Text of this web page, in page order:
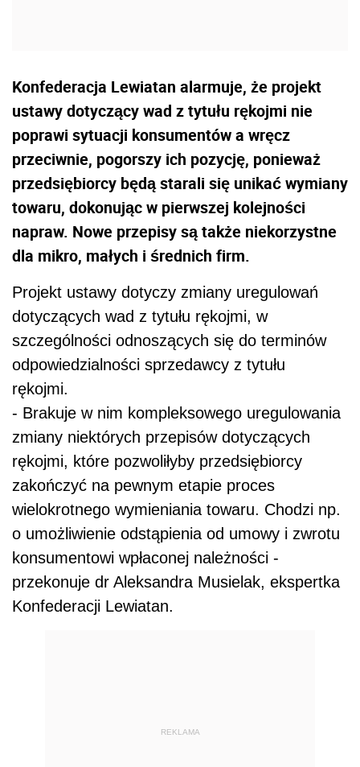
Konfederacja Lewiatan alarmuje, że projekt
ustawy dotyczący wad z tytułu rękojmi nie
poprawi sytuacji konsumentów a wręcz
przeciwnie, pogorszy ich pozycję, ponieważ
przedsiębiorcy będą starali się unikać wymiany
towaru, dokonując w pierwszej kolejności
napraw. Nowe przepisy są także niekorzystne
dla mikro, małych i średnich firm.
Projekt ustawy dotyczy zmiany uregulowań
dotyczących wad z tytułu rękojmi, w
szczególności odnoszących się do terminów
odpowiedzialności sprzedawcy z tytułu
rękojmi.
- Brakuje w nim kompleksowego uregulowania
zmiany niektórych przepisów dotyczących
rękojmi, które pozwoliłyby przedsiębiorcy
zakończyć na pewnym etapie proces
wielokrotnego wymieniania towaru. Chodzi np.
o umożliwienie odstąpienia od umowy i zwrotu
konsumentowi wpłaconej należności -
przekonuje dr Aleksandra Musielak, ekspertka
Konfederacji Lewiatan.
REKLAMA